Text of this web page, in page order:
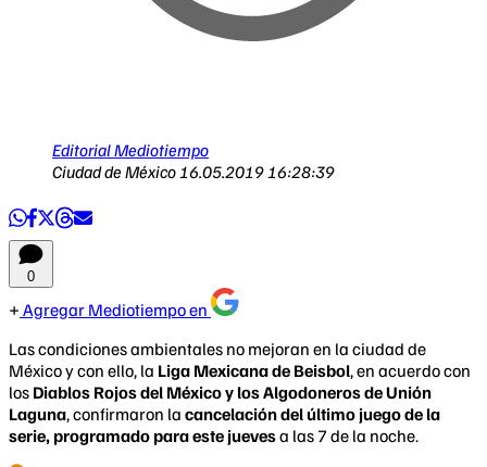
Editorial Mediotiempo
Ciudad de México 16.05.2019 16:28:39
0
Agregar Mediotiempo en
Las condiciones ambientales no mejoran en la ciudad de
México y con ello, la Liga Mexicana de Beisbol, en acuerdo con
los Diablos Rojos del México y los Algodoneros de Unión
Laguna, confirmaron la cancelación del último juego de la
serie, programado para este juevesa las 7 de la noche.